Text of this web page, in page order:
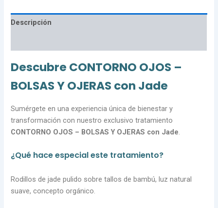
Descripción
Descubre CONTORNO OJOS –
BOLSAS Y OJERAS con Jade
Sumérgete en una experiencia única de bienestar y
transformación con nuestro exclusivo tratamiento
CONTORNO OJOS – BOLSAS Y OJERAS con Jade.
¿Qué hace especial este tratamiento?
Rodillos de jade pulido sobre tallos de bambú, luz natural
suave, concepto orgánico.